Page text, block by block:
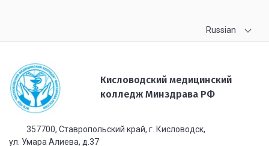
Russian
Кисловодский медицинский
колледж Минздрава РФ
357700, Ставропольский край, г. Кисловодск,
ул. Умара Алиева, д.37